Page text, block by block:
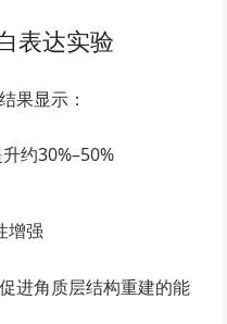
表达实验
果显示：
约30%–50%
增强
进角质层结构重建的能